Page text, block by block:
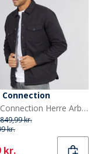
Connection
French Connection Herre Arbejdsmand Borg Overshirt Marine
849,99 kr.
kr.
kr.